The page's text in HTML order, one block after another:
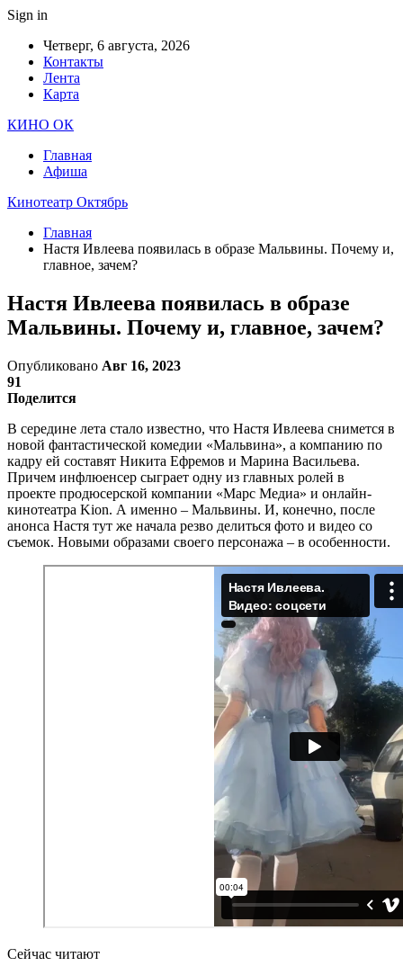
Sign in
Четверг, 6 августа, 2026
Контакты
Лента
Карта
КИНО ОК
Главная
Афиша
Кинотеатр Октябрь
Главная
Настя Ивлеева появилась в образе Мальвины. Почему и,
главное, зачем?
Настя Ивлеева появилась в образе
Мальвины. Почему и, главное, зачем?
Опубликовано Авг 16, 2023
91
Поделится
В середине лета стало известно, что Настя Ивлеева снимется в
новой фантастической комедии «Мальвина», а компанию по
кадру ей составят Никита Ефремов и Марина Васильева.
Причем инфлюенсер сыграет одну из главных ролей в
проекте продюсерской компании «Марс Медиа» и онлайн-
кинотеатра Kion. А именно – Мальвины. И, конечно, после
анонса Настя тут же начала резво делиться фото и видео со
съемок. Новыми образами своего персонажа – в особенности.
Сейчас читают